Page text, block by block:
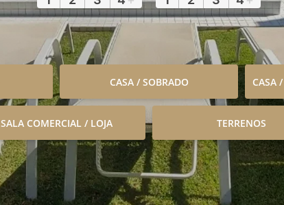
CASA / SOBRADO CASA
SALA COMERCIAL / LOJA TERRENOS